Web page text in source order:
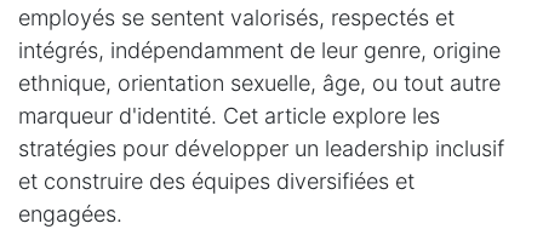
employés se sentent valorisés, respectés et
intégrés, indépendamment de leur genre, origine
ethnique, orientation sexuelle, âge, ou tout autre
marqueur d'identité. Cet article explore les
stratégies pour développer un leadership inclusif
et construire des équipes diversifiées et
engagées.